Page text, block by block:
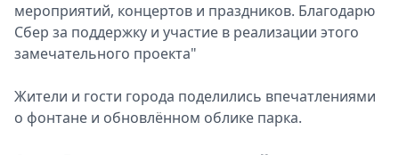
мероприятий, концертов и праздников. Благодарю
Сбер за поддержку и участие в реализации этого
замечательного проекта"
Жители и гости города поделились впечатлениями
о фонтане и обновлённом облике парка.